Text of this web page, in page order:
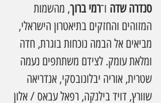
סנדרה שדה ו־רמי ברוך, מהשמות
המזוהים והחזקים בתיאטרון הישראלי,
מביאים אל הבמה נוכחות בוגרת, חדה
ומלאת עומק. לצידם משתתפים נעמה
שטרית, אוריה יבלונובסקי, אנדריאה
שוורץ, דויד בילנקה, רפאל עבאס / אלון